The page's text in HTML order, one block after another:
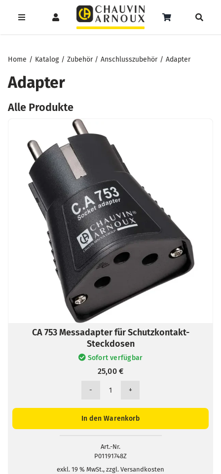
InhaltToggle
Support
Seminare
Katalog
Toggle
Navigation
Toggle
Home Katalog Zubehör Anschlusszubehör Adapter
Adapter
Alle Produkte
CA 753 Messadapter für Schutzkontakt-
Steckdosen
Sofort verfügbar
25,00€
CA
Messadapter
Steckdosen
Menge
In den Warenkorb
Art.-Nr.
P01191748Z
exkl. 19 % MwSt., zzgl. Versandkosten